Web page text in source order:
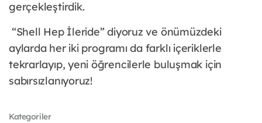
gerçekleştirdik.
“Shell Hep İleride” diyoruz ve önümüzdeki
aylarda her iki programı da farklı içeriklerle
tekrarlayıp, yeni öğrencilerle buluşmak için
sabırsızlanıyoruz!
Kategoriler